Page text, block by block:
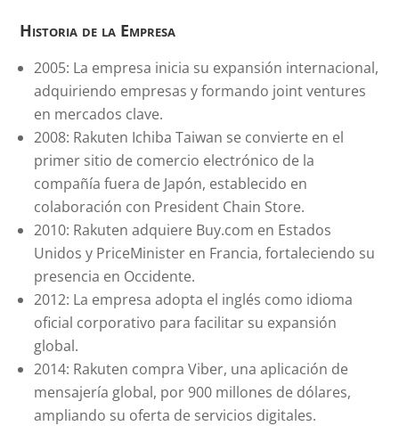
Historia de la Empresa
2005: La empresa inicia su expansión internacional,
adquiriendo empresas y formando joint ventures
en mercados clave.
2008: Rakuten Ichiba Taiwan se convierte en el
primer sitio de comercio electrónico de la
compañía fuera de Japón, establecido en
colaboración con President Chain Store.
2010: Rakuten adquiere Buy.com en Estados
Unidos y PriceMinister en Francia, fortaleciendo su
presencia en Occidente.
2012: La empresa adopta el inglés como idioma
oficial corporativo para facilitar su expansión
global.
2014: Rakuten compra Viber, una aplicación de
mensajería global, por 900 millones de dólares,
ampliando su oferta de servicios digitales.